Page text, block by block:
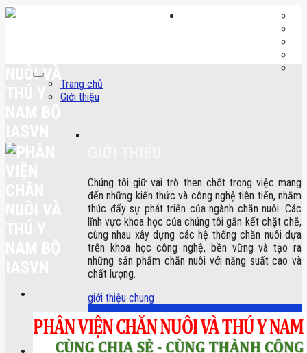
Skip
Trang chủ
Giới thiệu
Chúng tôi giữ vai trò then chốt trong việc mang
đến những kiến thức và công nghệ tiên tiến, nhằm
thúc đẩy sự phát triển của ngành chăn nuôi. Các
lĩnh vực khoa học của chúng tôi gắn kết chặt chẽ,
cùng nhau xây dựng các hệ thống chăn nuôi dựa
trên khoa học công nghệ, bền vững và tạo ra
những sản phẩm chăn nuôi với năng suất cao và
chất lượng.
giới thiệu chung